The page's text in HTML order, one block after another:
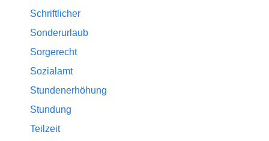
Schriftlicher
Sonderurlaub
Sorgerecht
Sozialamt
Stundenerhöhung
Stundung
Teilzeit